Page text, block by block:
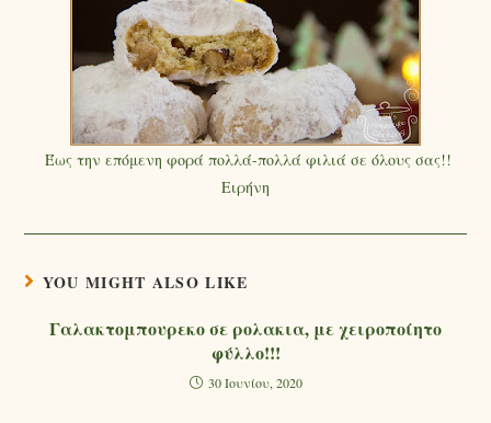
Έως την επόμενη φορά πολλά-πολλά φιλιά σε όλους σας!!
Ειρήνη
YOU MIGHT ALSO LIKE
Γαλακτομπουρεκο σε ρολακια, με χειροποίητο
φύλλο!!!
30 Ιουνίου, 2020